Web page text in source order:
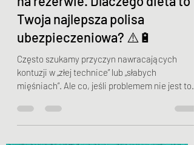
Jakub Myszkowski
16 lut
3 minut(y) czytania
RED-S – Gdy Twój silnik pracuje
na rezerwie. Dlaczego dieta to
Twoja najlepsza polisa
ubezpieczeniowa? ⚠️🔋
Często szukamy przyczyn nawracających